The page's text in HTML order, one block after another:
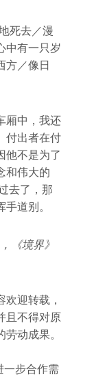
死去／漫
中有一只岁
方／像日
厢中，我还
付出者在付
他不是为了
和伟大的
去了，那
道别。
《境界》
欢迎转载，
且不得对原
动成果。
一步合作需